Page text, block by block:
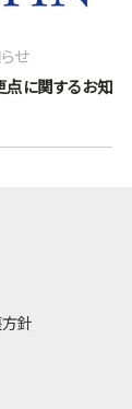
に関するお知
せ
針